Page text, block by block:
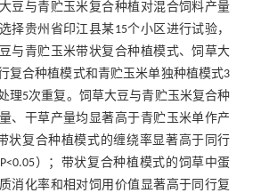
豆与青贮玉米复合种植对混合饲料产量
择贵州省印江县某15个小区进行试验，
与青贮玉米带状复合种植模式、饲草大
复合种植模式和青贮玉米单独种植模式3
理5次重复。饲草大豆与青贮玉米复合种
、干草产量均显著高于青贮玉米单作产
状复合种植模式的缠绕率显著高于同行
）；带状复合种植模式的饲草中蛋
消化率和相对饲用价值显著高于同行复